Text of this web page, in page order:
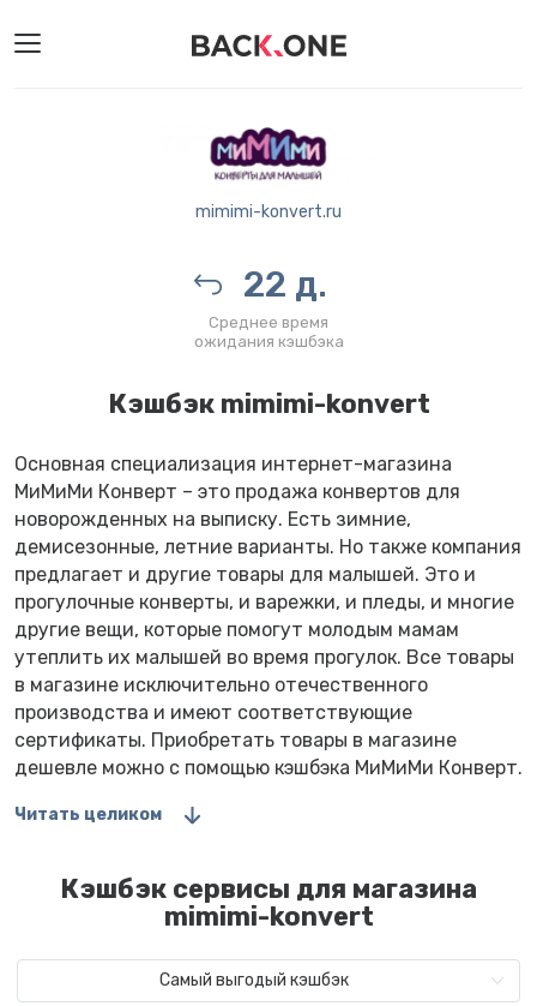
mimimi-konvert.ru
22 д.
Среднее время
ожидания кэшбэка
Кэшбэк mimimi-konvert
Основная специализация интернет-магазина
МиМиМи Конверт – это продажа конвертов для
новорожденных на выписку. Есть зимние,
демисезонные, летние варианты. Но также компания
предлагает и другие товары для малышей. Это и
прогулочные конверты, и варежки, и пледы, и многие
другие вещи, которые помогут молодым мамам
утеплить их малышей во время прогулок. Все товары
в магазине исключительно отечественного
производства и имеют соответствующие
сертификаты. Приобретать товары в магазине
дешевле можно с помощью кэшбэка МиМиМи Конверт.
Читать целиком
Кэшбэк сервисы для магазина
mimimi-konvert
Самый выгодый кэшбэк